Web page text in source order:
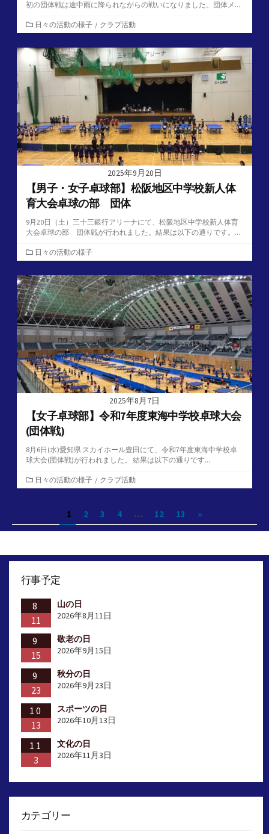
初の団体戦は途中雨に降られながらの戦いになりました。団体メ...
カ
テ
ゴ
ー
日々の活動の様子 / クラブ活動
2025年9月20日
【男子・女子卓球部】松阪地区中学校新人体
育大会卓球の部 団体
9月20日（土）三十三銀行アリーナにて、松阪地区中学校新人体育
大会卓球の部 団体戦が行われました。結果は以下の通りです。...
カ
テ
ゴ
リ
ー
日々の活動の様子
2025年8月7日
【女子卓球部】令和7年度東海中学校卓球大会
(団体戦)
8月6日(水)愛知県 スカイホール豊田にて、令和7年度東海中学校卓
球大会(団体戦)が行われました。 結果は以下の通りです...
カ
テ
ー
日々の活動の様子 / クラブ活動
稿
ー
送
り
1 2 3 4 … 12 13 »
行事予定
8
11
山の日
2026年8月11日
9
15
敬老の日
2026年9月15日
9
23
秋分の日
2026年9月23日
10
13
スポーツの日
2026年10月13日
11
3
文化の日
2026年11月3日
カテゴリー